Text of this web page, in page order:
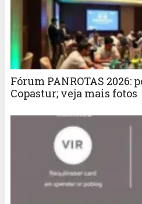
Fórum PANROTAS 2026:
Copastur; veja mais fotos